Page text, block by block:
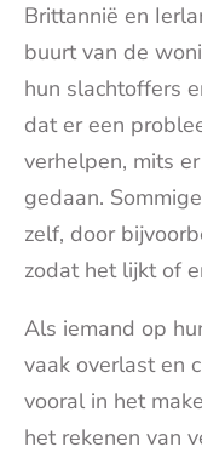
Brittannië en
buurt van de
hun slachtoffers
dat er een
verhelpen, mits
gedaan.
zelf, door
zodat het lijkt of
Als iemand op
vaak overlast en
vooral in het
het rekenen van